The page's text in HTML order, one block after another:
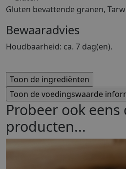
Gluten bevattende granen,
Bewaaradvies
Houdbaarheid: ca. 7 dag(en).
Probeer ook eens
producten...